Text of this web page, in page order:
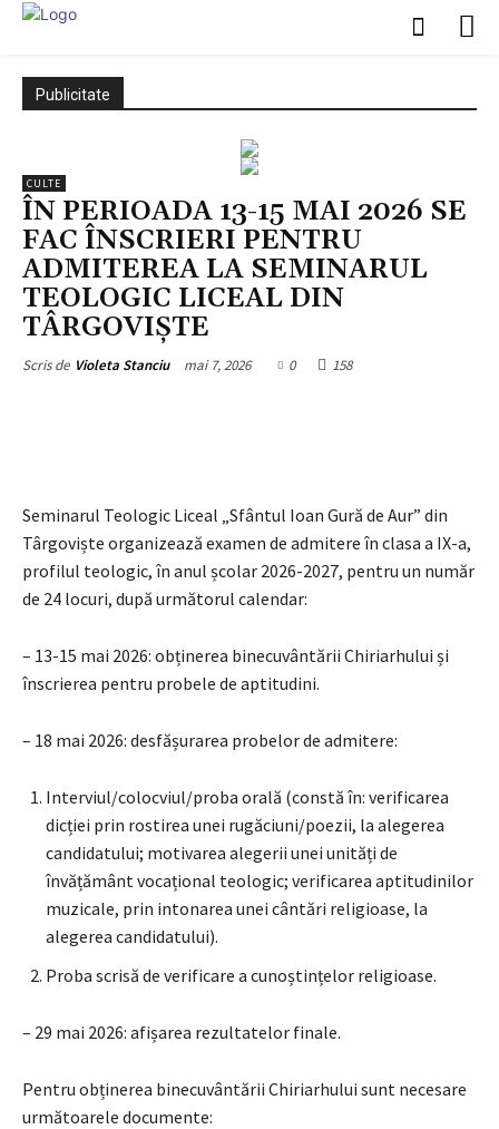
Publicitate
CULTE
ÎN PERIOADA 13-15 MAI 2026 SE
FAC ÎNSCRIERI PENTRU
ADMITEREA LA SEMINARUL
TEOLOGIC LICEAL DIN
TÂRGOVIȘTE
Scris de Violeta Stanciu mai 7, 2026 0 158
Seminarul Teologic Liceal „Sfântul Ioan Gură de Aur” din
Târgoviște organizează examen de admitere în clasa a IX-a,
profilul teologic, în anul școlar 2026-2027, pentru un număr
de 24 locuri, după următorul calendar:
– 13-15 mai 2026: obținerea binecuvântării Chiriarhului și
înscrierea pentru probele de aptitudini.
– 18 mai 2026: desfășurarea probelor de admitere:
Interviul/colocviul/proba orală (constă în: verificarea
dicției prin rostirea unei rugăciuni/poezii, la alegerea
candidatului; motivarea alegerii unei unități de
învățământ vocațional teologic; verificarea aptitudinilor
muzicale, prin intonarea unei cântări religioase, la
alegerea candidatului).
Proba scrisă de verificare a cunoștințelor religioase.
– 29 mai 2026: afișarea rezultatelor finale.
Pentru obținerea binecuvântării Chiriarhului sunt necesare
următoarele documente: